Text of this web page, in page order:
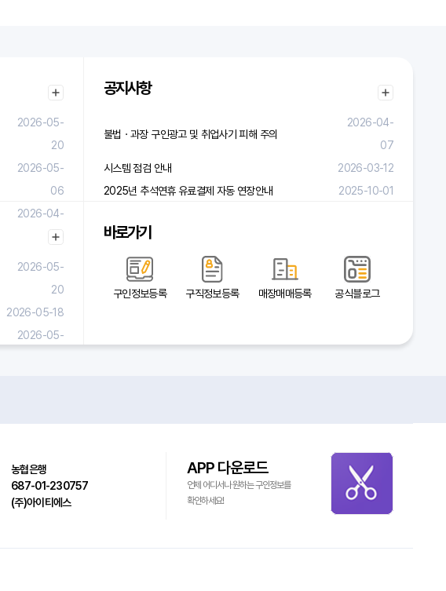
2026-05-
20
2026-05-
06
2026-04-
29
2026-05-
20
2026-05-18
2026-05-
공지사항
불법ㆍ과장 구인광고 및 취업사기 피해 주의
2026-04-
07
시스템 점검 안내
2026-03-12
2025년 추석연휴 유료결제 자동 연장안내
2025-10-01
바로가기
구인정보등록 구직정보등록 매장매매등록 공식블로그
농협은행
687-01-230757
(주)아이티에스
APP 다운로드
언제 어디서나 원하는 구인정보를
확인하세요!